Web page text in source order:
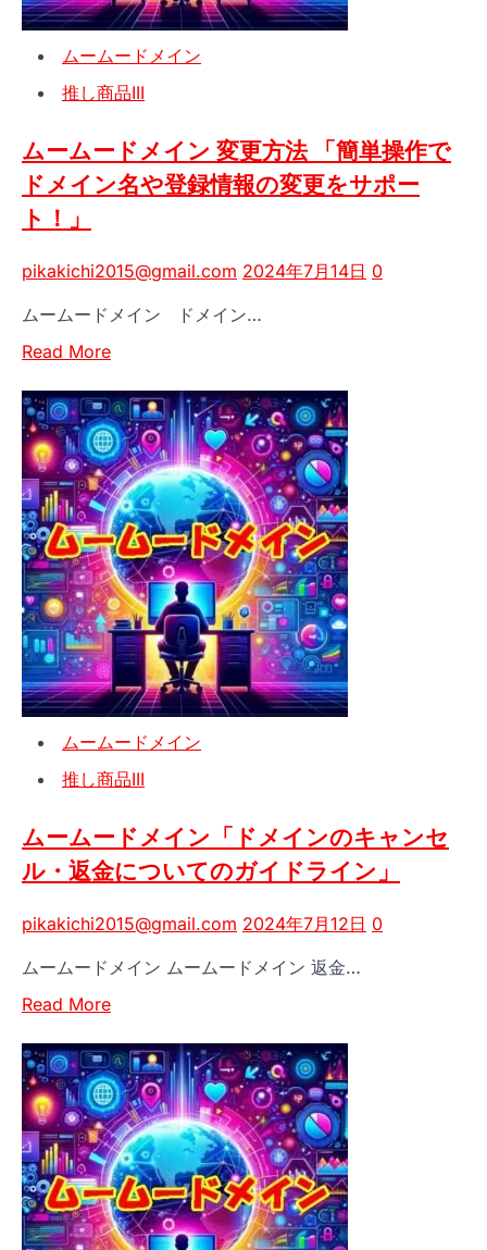
た
の
熱
意
全
力
ポ
ト
ー
を
変
更！
ー
ム
メ
ン
心
の
ド
メ
イ
ン
管
理
ムームードメイン
推し商品III
ムームードメイン 変更方法 「簡単操作で
ドメイン名や登録情報の変更をサポー
ト！」
pikakichi2015@gmail.com 2024年7月14日 0
ムームードメイン ドメイン…
Read MoreRead
about
ム
ー
ム
ー
ド
メ
イ
ン
変
更
方
法
「簡
単
操
で
ド
イ
名
や
録
情
報
の
変
更
を
サ
ムームードメイン
推し商品III
ムームードメイン「ドメインのキャンセ
ル・返金についてのガイドライン」
pikakichi2015@gmail.com 2024年7月12日 0
ムームードメイン ムームードメイン 返金…
Read MoreRead
about
ム
ー
ム
ー
ド
メ
イ